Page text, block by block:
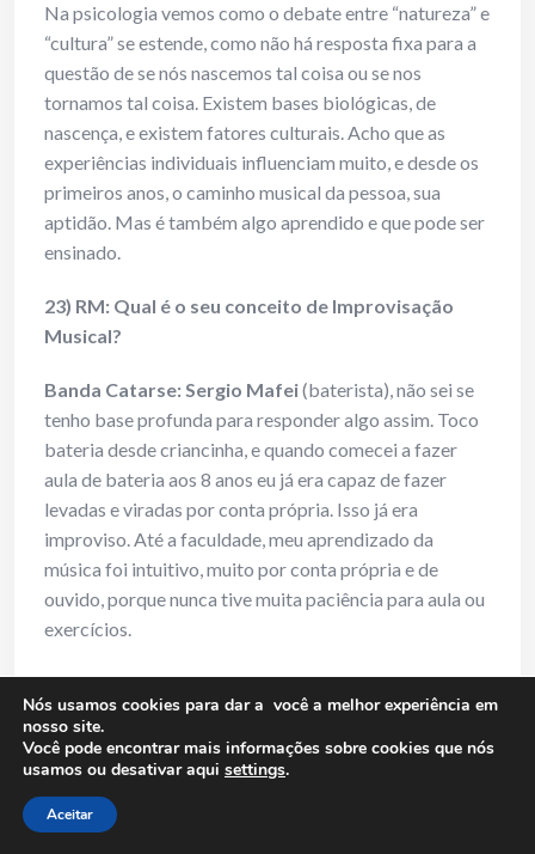
Na psicologia vemos como o debate entre “natureza” e
“cultura” se estende, como não há resposta fixa para a
questão de se nós nascemos tal coisa ou se nos
tornamos tal coisa. Existem bases biológicas, de
nascença, e existem fatores culturais. Acho que as
experiências individuais influenciam muito, e desde os
primeiros anos, o caminho musical da pessoa, sua
aptidão. Mas é também algo aprendido e que pode ser
ensinado.
23) RM: Qual é o seu conceito de Improvisação
Musical?
Banda Catarse: Sergio Mafei(baterista), não sei se
tenho base profunda para responder algo assim. Toco
bateria desde criancinha, e quando comecei a fazer
aula de bateria aos 8 anos eu já era capaz de fazer
levadas e viradas por conta própria. Isso já era
improviso. Até a faculdade, meu aprendizado da
música foi intuitivo, muito por conta própria e de
ouvido, porque nunca tive muita paciência para aula ou
exercícios.
Acho que improvisação e música não se distinguem até
que se fale em composição e arranjo. Quem tem a
essência do ser músico não é copista – toda vez que
toca música de alguém coloca algo de si, faz um pouco
diferente, imprime sua marca. A questão é se o seu
improviso cabe nos palcos e se será algo que os outros
Nós usamos cookies para dar a você a melhor experiência em
nosso site.
Você pode encontrar mais informações sobre cookies que nós
usamos ou desativar aqui settings.
Aceitar